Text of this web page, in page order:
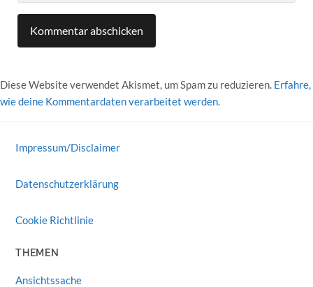
Diese Website verwendet Akismet, um Spam zu reduzieren. Erfahre,
wie deine Kommentardaten verarbeitet werden.
Impressum/Disclaimer
Datenschutzerklärung
Cookie Richtlinie
THEMEN
Ansichtssache